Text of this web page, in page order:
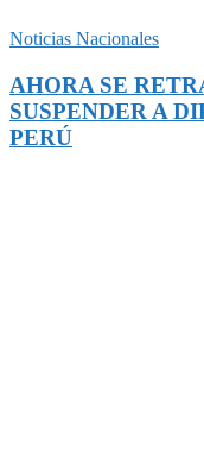
Noticias Nacionales
AHORA SE
SUSPENDER A
PERÚ